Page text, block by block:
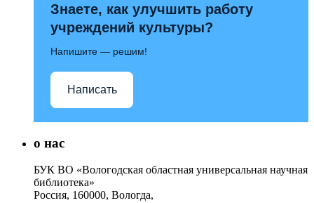
Знаете, как улучшить работу
учреждений культуры?
Напишите — решим!
Написать
о нас
БУК ВО «Вологодская областная универсальная научная
библиотека»
Россия, 160000, Вологда,